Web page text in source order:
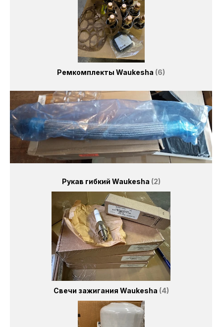
Ремкомплекты Waukesha 6
Рукав гибкий Waukesha 2
Свечи зажигания Waukesha 4